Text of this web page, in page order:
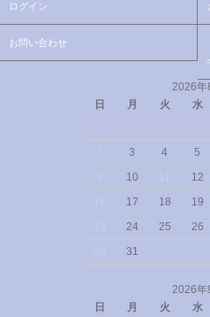
ログイン
お問い合わせ
2026年
日
月 火 水
3 4 5
10 12
17 18 19
24 25 26
31
2026年
日
月 火 水